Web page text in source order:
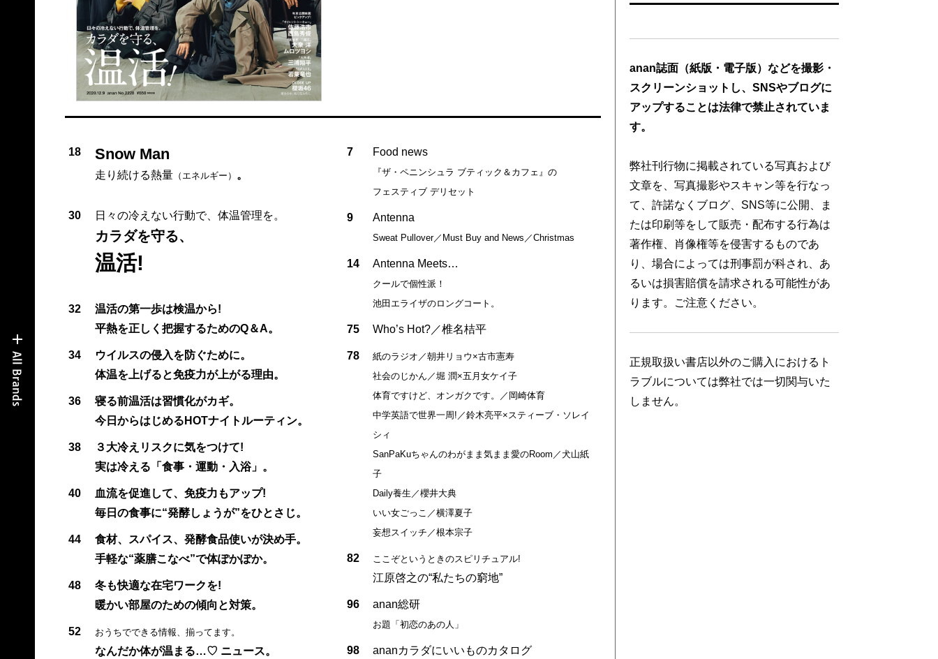
18 Snow Man
走り続ける熱量（エネルギー） 。
30 日々の冷えない行動で、体温管理を。
カラダを守る、
温活!
32
温活の第一歩は検温から!
平熱を正しく把握するためのQ＆A。
34
ウイルスの侵入を防ぐために。
体温を上げると免疫力が上がる理由。
36
寝る前温活は習慣化がカギ。
今日からはじめるHOTナイトルーティン。
38
３大冷えリスクに気をつけて!
実は冷える「食事・運動・入浴」。
40
血流を促進して、免疫力もアップ!
毎日の食事に“発酵しょうが”をひとさじ。
44
食材、スパイス、発酵食品使いが決め手。
手軽な“薬膳こなべ”で体ぽかぽか。
48
冬も快適な在宅ワークを!
暖かい部屋のための傾向と対策。
52 おうちでできる情報、揃ってます。
なんだか体が温まる…♡ ニュース。
7 Food news
『ザ・ペニンシュラ ブティック＆カフェ』の
フェスティブ デリセット
9 Antenna
Sweat Pullover／Must Buy and News／Christmas
14 Antenna Meets…
クールで個性派！
池田エライザのロングコート。
75 Who’s Hot?／椎名桔平
78
紙のラジオ／朝井リョウ×古市憲寿
社会のじかん／堀 潤×五月女ケイ子
体育ですけど、オンガクです。／岡崎体育
中学英語で世界一周!／鈴木亮平×スティーブ・ソレイ
シィ
SanPaKuちゃんのわがまま気まま愛のRoom／犬山紙
子
Daily養生／櫻井大典
いい女ごっこ／横澤夏子
妄想スイッチ／根本宗子
82 ここぞというときのスピリチュアル!
江原啓之の“私たちの窮地”
96 anan総研
お題「初恋のあの人」
98 ananカラダにいいものカタログ
anan誌面（紙版・電子版）などを撮影・
スクリーンショットし、SNSやブログに
アップすることは法律で禁止されていま
す。
弊社刊行物に掲載されている写真および
文章を、写真撮影やスキャン等を行なっ
て、許諾なくブログ、SNS等に公開、ま
たは印刷等をして販売・配布する行為は
著作権、肖像権等を侵害するものであ
り、場合によっては刑事罰が科され、あ
るいは損害賠償を請求される可能性があ
ります。ご注意ください。
正規取扱い書店以外のご購入におけるト
ラブルについては弊社では一切関与いた
しません。